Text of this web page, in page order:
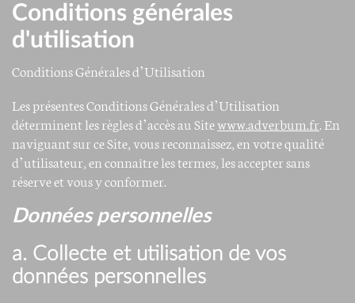
Conditions générales
d'utilisation
Conditions Générales d’Utilisation
Les présentes Conditions Générales d’Utilisation
déterminent les règles d’accès au Sitewww.adverbum.fr. En
naviguant sur ce Site, vous reconnaissez, en votre qualité
d’utilisateur, en connaître les termes, les accepter sans
réserve et vous y conformer.
Données personnelles
a. Collecte et utilisation de vos
données personnelles